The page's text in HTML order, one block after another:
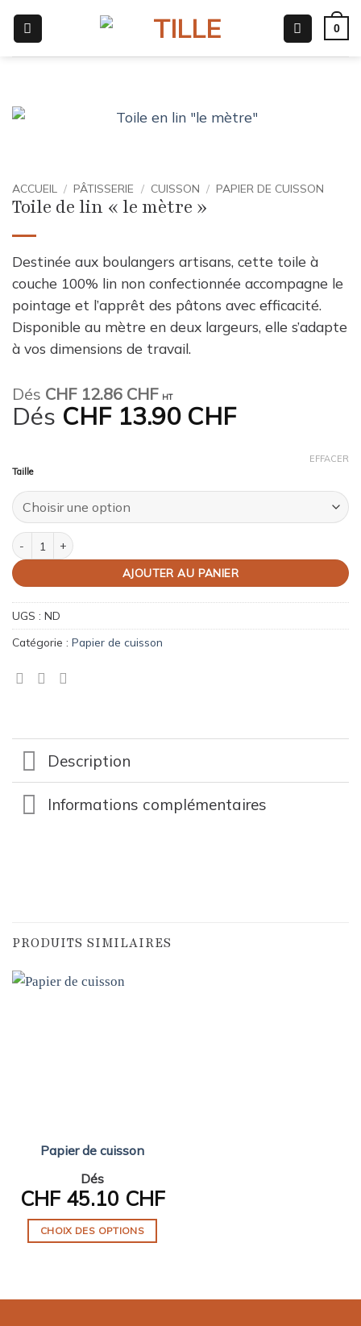
contenu
0
ACCUEIL / PÂTISSERIE / CUISSON / PAPIER DE CUISSON
Toile de lin « le mètre »
Destinée aux boulangers artisans, cette toile à
couche 100% lin non confectionnée accompagne le
pointage et l’apprêt des pâtons avec efficacité.
Disponible au mètre en deux largeurs, elle s’adapte
à vos dimensions de travail.
Dés CHF12.86 CHF HT
Dés CHF13.90 CHF
Taille
EFFACER
quantité de Toile de lin "le mètre"
AJOUTER AU PANIER
UGS : ND
Catégorie : Papier de cuisson
Description
Informations complémentaires
PRODUITS SIMILAIRES
Papier de cuisson
Dés
CHF45.10 CHF
CHOIX DES OPTIONS